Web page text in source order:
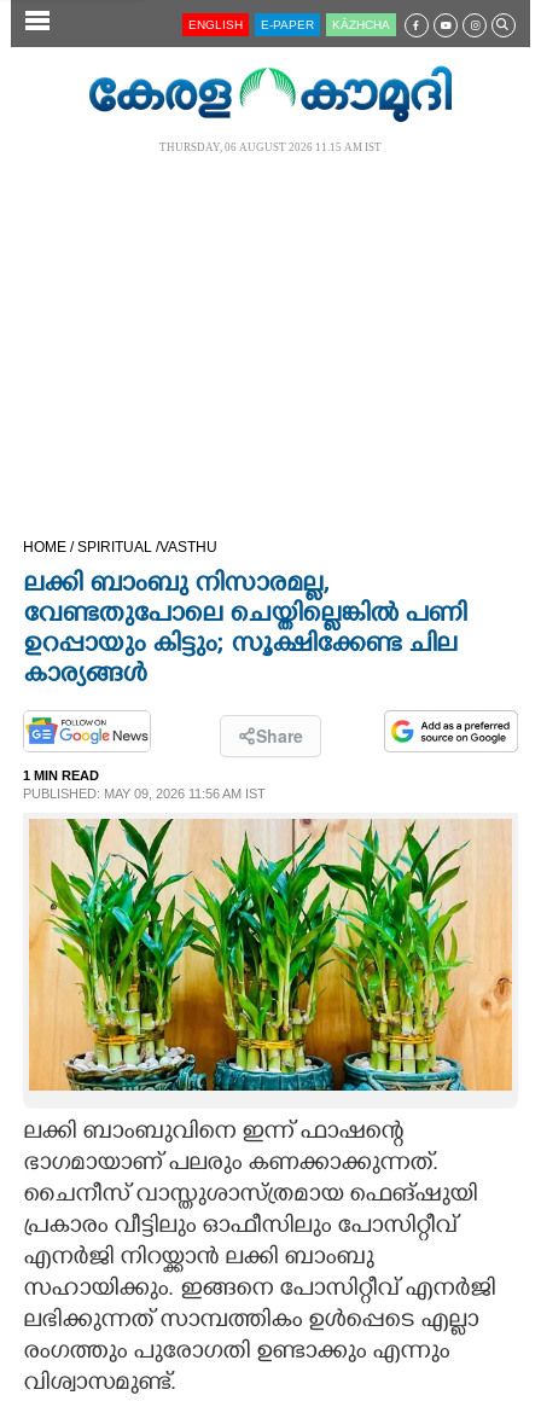
SECTIONS
OPINION
LIFESTYLE
SPIRITUAL
INFO+
ASTRO
CARTOONS
LITERATURE
ZOOM
CONTACT US
ENGLISH E-PAPER KĀZHCHA
THURSDAY, 06 AUGUST 2026 11.15 AM IST
HOME /SPIRITUAL /VASTHU
ലക്കി ബാംബു നിസാരമല്ല,
വേണ്ടതുപോലെ ചെയ്തില്ലെങ്കിൽ പണി
ഉറപ്പായും കിട്ടും; സൂക്ഷിക്കേണ്ട ചില
കാര്യങ്ങൾ
Share
1 MIN READ
PUBLISHED: MAY 09, 2026 11:56 AM IST
ലക്കി ബാംബുവിനെ ഇന്ന് ഫാഷന്റെ
ഭാഗമായാണ് പലരും കണക്കാക്കുന്നത്.
ചൈനീസ് വാസ്തുശാസ്ത്രമായ ഫെങ്ഷുയി
പ്രകാരം വീട്ടിലും ഓഫീസിലും പോസിറ്റീവ്
എനർജി നിറയ്ക്കാൻ ലക്കി ബാംബു
സഹായിക്കും. ഇങ്ങനെ പാേസിറ്റീവ് എനർജി
ലഭിക്കുന്നത് സാമ്പത്തികം ഉൾപ്പെടെ എല്ലാ
രംഗത്തും പുരോഗതി ഉണ്ടാക്കും എന്നും
വിശ്വാസമുണ്ട്.